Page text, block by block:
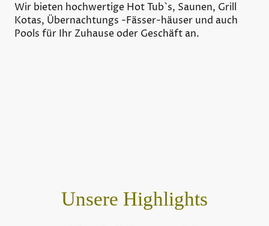
Wir bieten hochwertige Hot Tub`s, Saunen, Grill
Kotas, Übernachtungs -Fässer-häuser und auch
Pools für Ihr Zuhause oder Geschäft an.
Unsere Highlights